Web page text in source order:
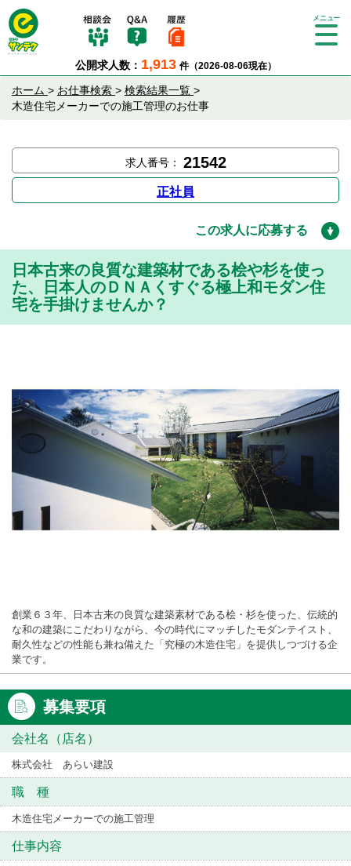
公開求人数： 1,913 件（2026-08-06現在）
Tog
ホーム > お仕事検索 > 検索結果一覧 >
木造住宅メーカーでの施工管理のお仕事
求人番号： 21542
正社員
この求人に応募する
日本古来の良質な建築材である桧や杉を使っ
た、日本人のＤＮＡくすぐる極上和モダン住
宅を手掛けませんか？
創業６３年、日本古来の良質な建築素材である桧・杉を使った、伝統的
な和の建築にこだわりながら、今の時代にマッチしたモダンテイスト、
耐久性などの性能も兼ね備えた「究極の木造住宅」を提供しつづける企
業です。
募集要項
会社名（店名）
株式会社 あらい建設
職 種
木造住宅メーカーでの施工管理
仕事内容